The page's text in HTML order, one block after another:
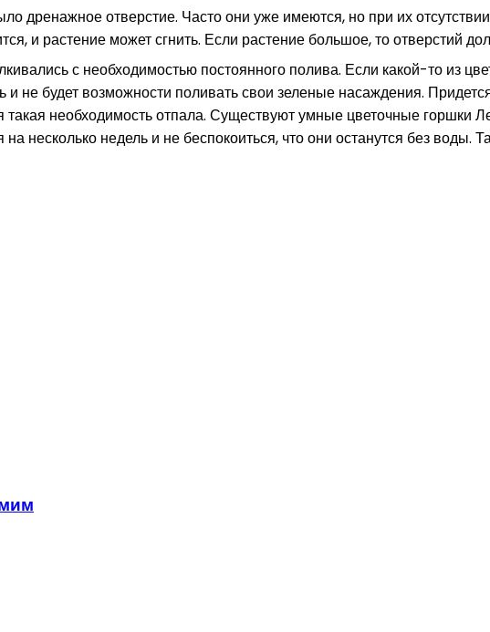
дренажное отверстие. Часто они уже имеются, но при их
и растение может сгнить. Если растение большое, то отверстий
с необходимостью постоянного полива. Если какой-то из
и не будет возможности поливать свои зеленые насаждения.
такая необходимость отпала. Существуют умные цветочные горшки
несколько недель и не беспокоиться, что они останутся без воды.